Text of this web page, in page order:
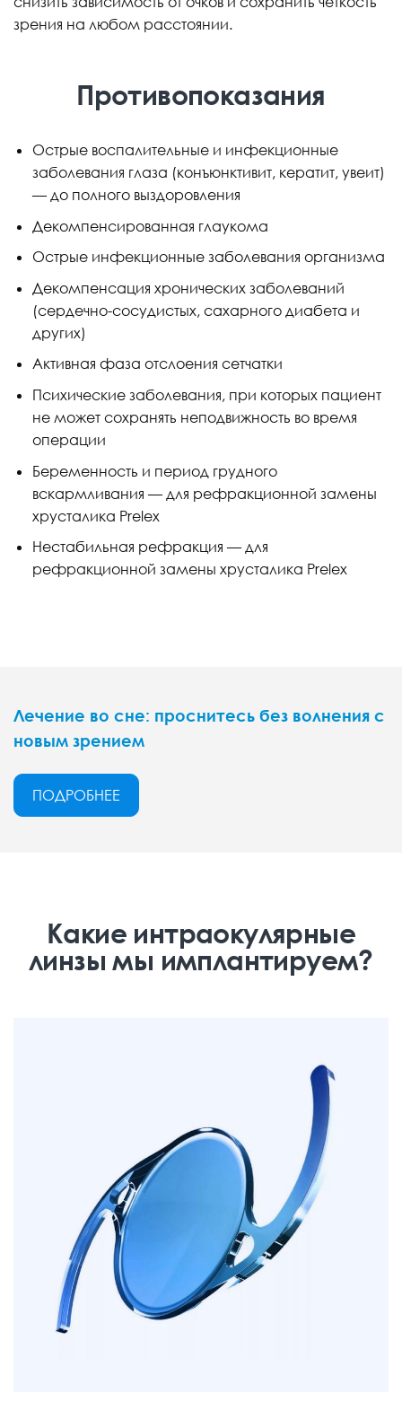
зрения на любом расстоянии.
Противопоказания
Острые воспалительные и инфекционные
заболевания глаза (конъюнктивит, кератит, увеит)
— до полного выздоровления
Декомпенсированная глаукома
Острые инфекционные заболевания организма
Декомпенсация хронических заболеваний
(сердечно-сосудистых, сахарного диабета и
других)
Активная фаза отслоения сетчатки
Психические заболевания, при которых пациент
не может сохранять неподвижность во время
операции
Беременность и период грудного
вскармливания — для рефракционной замены
хрусталика Prelex
Нестабильная рефракция — для
рефракционной замены хрусталика Prelex
Лечение во сне: проснитесь без волнения с
новым зрением
ПОДРОБНЕЕ
Какие интраокулярные
линзы мы имплантируем?